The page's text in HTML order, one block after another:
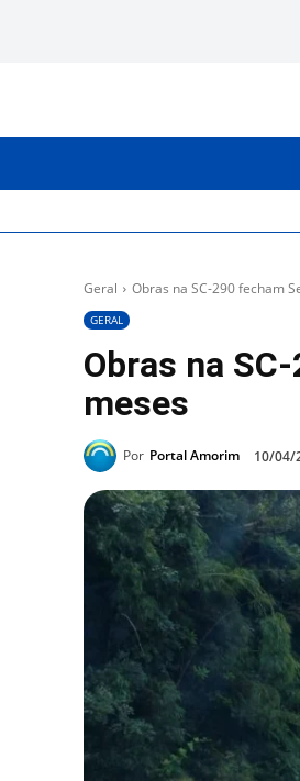
Geral Obras na SC-290 fecham
GERAL
Obras na
meses
Por Portal Amorim 10/04/